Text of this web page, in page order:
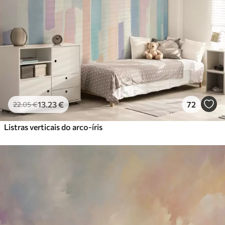
22.05€13 .23€ 72
Listras verticais do arco-íris